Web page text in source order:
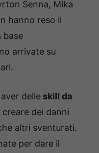
Senna, Mika
hanno reso il
base
arrivate su
delle skill da
dei danni
altri sventurati.
per dare il